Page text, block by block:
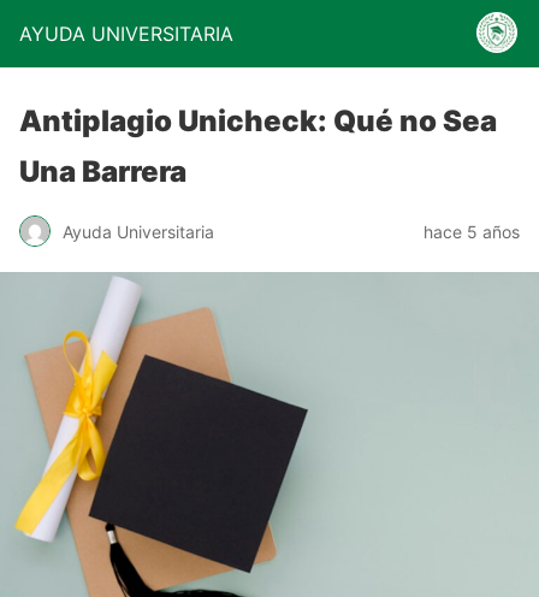
AYUDA UNIVERSITARIA
Antiplagio Unicheck: Qué no Sea
Una Barrera
Ayuda Universitaria hace 5 años